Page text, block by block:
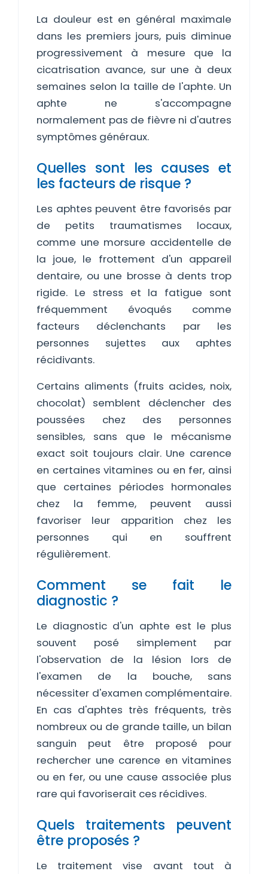
La douleur est en général maximale
dans les premiers jours, puis diminue
progressivement à mesure que la
cicatrisation avance, sur une à deux
semaines selon la taille de l'aphte. Un
aphte ne s'accompagne
normalement pas de fièvre ni d'autres
symptômes généraux.
Quelles sont les causes et
les facteurs de risque ?
Les aphtes peuvent être favorisés par
de petits traumatismes locaux,
comme une morsure accidentelle de
la joue, le frottement d'un appareil
dentaire, ou une brosse à dents trop
rigide. Le stress et la fatigue sont
fréquemment évoqués comme
facteurs déclenchants par les
personnes sujettes aux aphtes
récidivants.
Certains aliments (fruits acides, noix,
chocolat) semblent déclencher des
poussées chez des personnes
sensibles, sans que le mécanisme
exact soit toujours clair. Une carence
en certaines vitamines ou en fer, ainsi
que certaines périodes hormonales
chez la femme, peuvent aussi
favoriser leur apparition chez les
personnes qui en souffrent
régulièrement.
Comment se fait le
diagnostic ?
Le diagnostic d'un aphte est le plus
souvent posé simplement par
l'observation de la lésion lors de
l'examen de la bouche, sans
nécessiter d'examen complémentaire.
En cas d'aphtes très fréquents, très
nombreux ou de grande taille, un bilan
sanguin peut être proposé pour
rechercher une carence en vitamines
ou en fer, ou une cause associée plus
rare qui favoriserait ces récidives.
Quels traitements peuvent
être proposés ?
Le traitement vise avant tout à